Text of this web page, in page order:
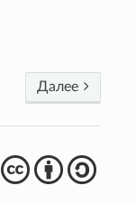
Далее
cba